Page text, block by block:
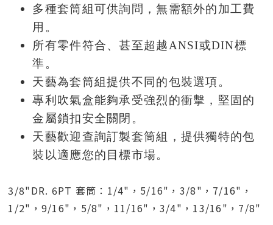
多種套筒組可供詢問，無需額外的加工費
用。
所有零件符合、甚至超越ANSI或DIN標
準。
天藝為套筒組提供不同的包裝選項。
專利吹氣盒能夠承受強烈的衝擊，堅固的
金屬鎖扣安全關閉。
天藝歡迎查詢訂製套筒組，提供獨特的包
裝以適應您的目標市場。
3/8"DR. 6PT 套筒：1/4"，5/16"，3/8"，7/16"，
1/2"，9/16"，5/8"，11/16"，3/4"，13/16"，7/8"